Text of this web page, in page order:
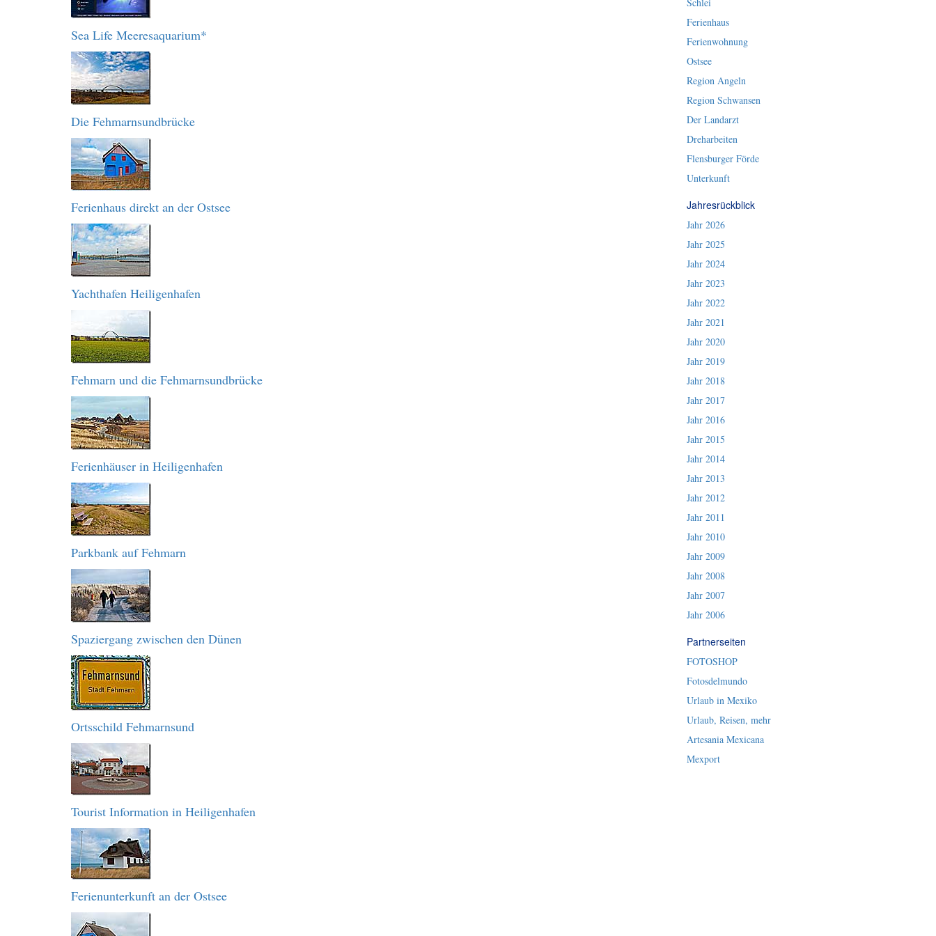
Sea Life Meeresaquarium*
Die Fehmarnsundbrücke
Ferienhaus direkt an der Ostsee
Yachthafen Heiligenhafen
Fehmarn und die Fehmarnsundbrücke
Ferienhäuser in Heiligenhafen
Parkbank auf Fehmarn
Spaziergang zwischen den Dünen
Ortsschild Fehmarnsund
Tourist Information in Heiligenhafen
Ferienunterkunft an der Ostsee
Ferienhaus
Ferienwohnung
Ostsee
Region Angeln
Region Schwansen
Der Landarzt
Dreharbeiten
Flensburger Förde
Unterkunft
Jahresrückblick
Jahr 2026
Jahr 2025
Jahr 2024
Jahr 2023
Jahr 2022
Jahr 2021
Jahr 2020
Jahr 2019
Jahr 2018
Jahr 2017
Jahr 2016
Jahr 2015
Jahr 2014
Jahr 2013
Jahr 2012
Jahr 2011
Jahr 2010
Jahr 2009
Jahr 2008
Jahr 2007
Jahr 2006
Partnerseiten
FOTOSHOP
Fotosdelmundo
Urlaub in Mexiko
Urlaub, Reisen, mehr
Artesania Mexicana
Mexport